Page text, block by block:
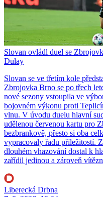
Slovan ovládl duel se
Dulay
Slovan se ve třetím kole
Zbrojovka Brno se po třech
nové sezony vstoupila ve
bojovném výkonu proti
vlnu. V úvodu duelu hlavní
udělenou červenou kartu pro
bezbrankově, přesto si oba
vypracovaly řadu příležitostí.
dlouhém vhazování dostal k
zařídil jedinou a zároveň
Liberecká Drbna